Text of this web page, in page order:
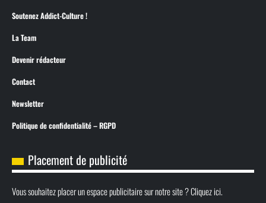
Soutenez Addict-Culture !
La Team
Devenir rédacteur
Contact
Newsletter
Politique de confidentialité – RGPD
Placement de publicité
Vous souhaitez placer un espace publicitaire sur notre site ? Cliquez ici.